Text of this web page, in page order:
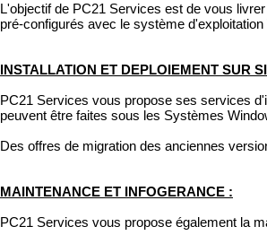
L'objectif de PC21 Services est de vous
pré-configurés avec le système
INSTALLATION ET DEPLOIEMENT SUR
PC21 Services vous propose ses services
peuvent être faites sous les Systèmes
Des offres de migration des anciennes
MAINTENANCE ET INFOGERANCE :
PC21 Services vous propose également la